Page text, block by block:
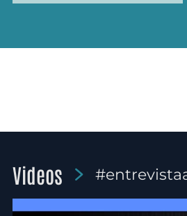
Videos